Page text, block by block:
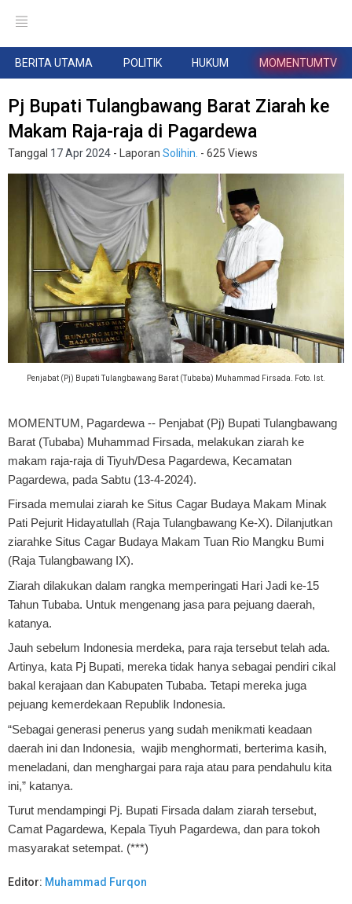
BERITA UTAMA POLITIK HUKUM MOMENTUMTV
Pj Bupati Tulangbawang Barat Ziarah ke
Makam Raja-raja di Pagardewa
Tanggal 17 Apr 2024 - Laporan Solihin. - 625 Views
Penjabat (Pj) Bupati Tulangbawang Barat (Tubaba) Muhammad Firsada. Foto. Ist.
MOMENTUM, Pagardewa -- Penjabat (Pj) Bupati Tulangbawang
Barat (Tubaba) Muhammad Firsada, melakukan ziarah ke
makam raja-raja di Tiyuh/Desa Pagardewa, Kecamatan
Pagardewa, pada Sabtu (13-4-2024).
Firsada memulai ziarah ke Situs Cagar Budaya Makam Minak
Pati Pejurit Hidayatullah (Raja Tulangbawang Ke-X). Dilanjutkan
ziarahke Situs Cagar Budaya Makam Tuan Rio Mangku Bumi
(Raja Tulangbawang IX).
Ziarah dilakukan dalam rangka memperingati Hari Jadi ke-15
Tahun Tubaba. Untuk mengenang jasa para pejuang daerah,
katanya.
Jauh sebelum Indonesia merdeka, para raja tersebut telah ada.
Artinya, kata Pj Bupati, mereka tidak hanya sebagai pendiri cikal
bakal kerajaan dan Kabupaten Tubaba. Tetapi mereka juga
pejuang kemerdekaan Republik Indonesia.
“Sebagai generasi penerus yang sudah menikmati keadaan
daerah ini dan Indonesia, wajib menghormati, berterima kasih,
meneladani, dan menghargai para raja atau para pendahulu kita
ini,” katanya.
Turut mendampingi Pj. Bupati Firsada dalam ziarah tersebut,
Camat Pagardewa, Kepala Tiyuh Pagardewa, dan para tokoh
masyarakat setempat. (***)
Editor: Muhammad Furqon